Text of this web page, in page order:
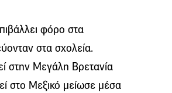
φόρο στα
στα σχολεία.
στην Μεγάλη Βρετανία
στο Μεξικό μείωσε μέσα